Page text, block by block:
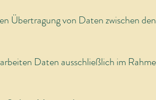
Übertragung von Daten zwischen
Daten ausschließlich im